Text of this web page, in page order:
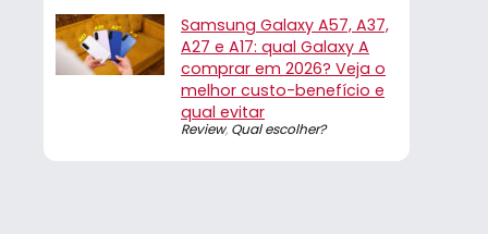
Samsung Galaxy A57, A37,
A27 e A17: qual Galaxy A
comprar em 2026? Veja o
melhor custo-benefício e
qual evitar
Review, Qual escolher?